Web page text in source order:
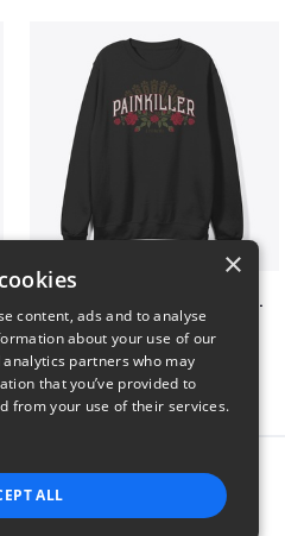
Jon Dretto "Painkiller" Merch Collection
$39
this product
×
content, ads and to analyse
about your use of our
partners who may
that you’ve provided to
from your use of their services.
ALL